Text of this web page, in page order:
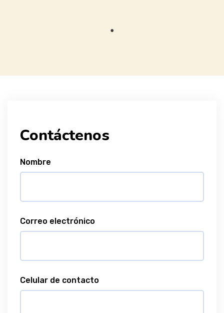
Contáctenos
Nombre
Correo electrónico
Celular de contacto